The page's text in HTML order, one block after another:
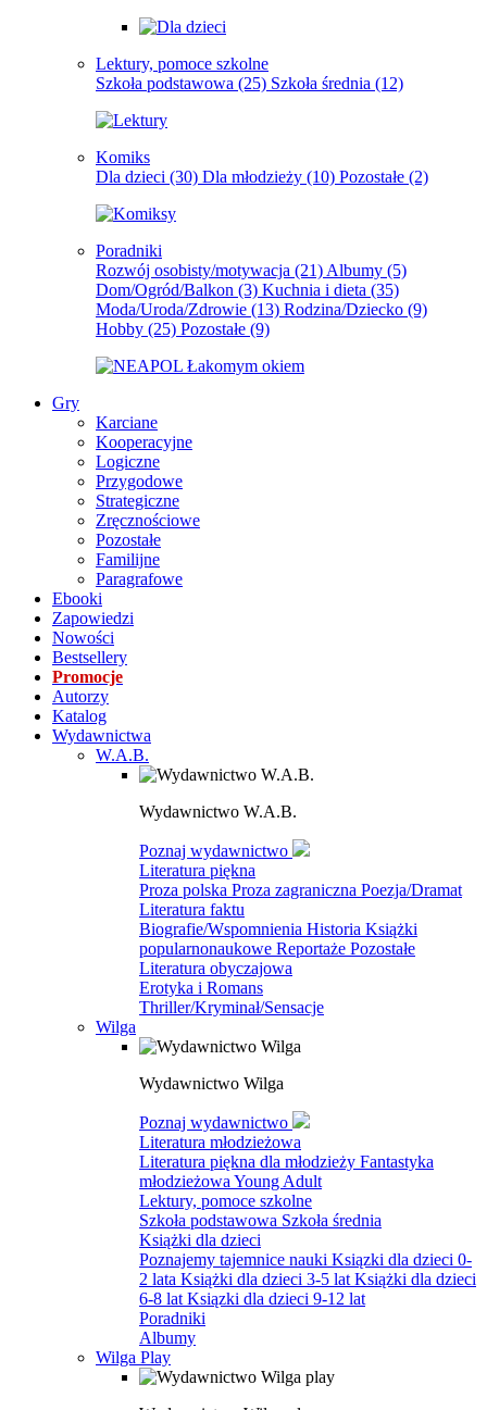
Lektury, pomoce szkolne
Szkoła podstawowa (25) Szkoła średnia (12)
Komiks
Dla dzieci (30) Dla młodzieży (10) Pozostałe (2)
Poradniki
Rozwój osobisty/motywacja (21) Albumy (5)
Dom/Ogród/Balkon (3) Kuchnia i dieta (35)
Moda/Uroda/Zdrowie (13) Rodzina/Dziecko (9)
Hobby (25) Pozostałe (9)
Gry
Karciane
Kooperacyjne
Logiczne
Przygodowe
Strategiczne
Zręcznościowe
Pozostałe
Familijne
Paragrafowe
Ebooki
Zapowiedzi
Nowości
Bestsellery
Promocje
Autorzy
Katalog
Wydawnictwa
W.A.B.
Wydawnictwo W.A.B.
Poznaj wydawnictwo
Literatura piękna
Proza polska Proza zagraniczna Poezja/Dramat
Literatura faktu
Biografie/Wspomnienia Historia Książki
popularnonaukowe Reportaże Pozostałe
Literatura obyczajowa
Erotyka i Romans
Thriller/Kryminał/Sensacje
Wilga
Wydawnictwo Wilga
Poznaj wydawnictwo
Literatura młodzieżowa
Literatura piękna dla młodzieży Fantastyka
młodzieżowa Young Adult
Lektury, pomoce szkolne
Szkoła podstawowa Szkoła średnia
Książki dla dzieci
Poznajemy tajemnice nauki Ksiązki dla dzieci 0-
2 lata Książki dla dzieci 3-5 lat Książki dla dzieci
6-8 lat Ksiązki dla dzieci 9-12 lat
Poradniki
Albumy
Wilga Play